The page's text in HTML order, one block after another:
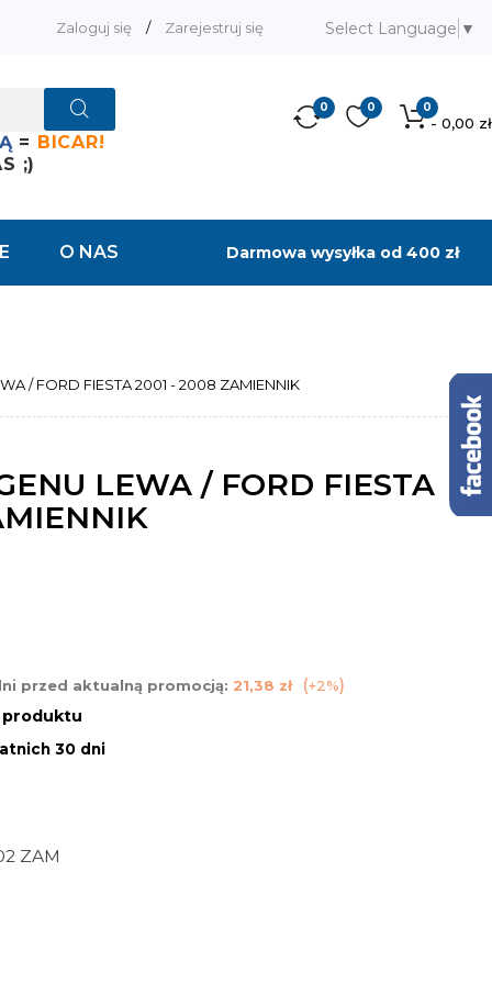
Zaloguj się / Zarejestruj się Select Language ▼
= BICAR!
;)
0
- 0,00 zł
0
0
O NAS Darmowa wysyłka od 400 zł
/ FORD FIESTA 2001 - 2008 ZAMIENNIK
LEWA / FORD FIESTA
przed aktualną promocją: 21,38 zł +2%
30 dni
ZAM